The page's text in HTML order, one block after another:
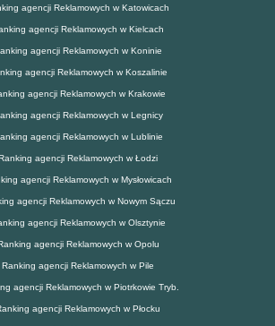
agencji Reklamowych w Katowicach
agencji Reklamowych w Kielcach
agencji Reklamowych w Koninie
agencji Reklamowych w Koszalinie
agencji Reklamowych w Krakowie
agencji Reklamowych w Legnicy
agencji Reklamowych w Lublinie
agencji Reklamowych w Łodzi
agencji Reklamowych w Mysłowicach
agencji Reklamowych w Nowym Sączu
agencji Reklamowych w Olsztynie
agencji Reklamowych w Opolu
Ranking agencji Reklamowych w Pile
agencji Reklamowych w Piotrkowie Tryb.
agencji Reklamowych w Płocku